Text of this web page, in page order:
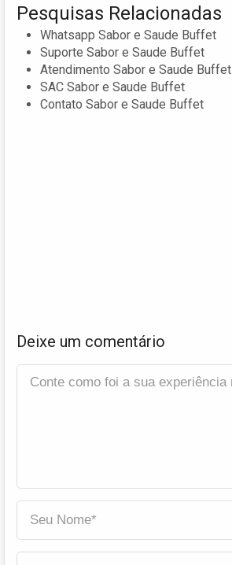
Pesquisas Relacionadas
Whatsapp Sabor e Saude Buffet
Suporte Sabor e Saude Buffet
Atendimento Sabor e Saude Buffet
SAC Sabor e Saude Buffet
Contato Sabor e Saude Buffet
Deixe um comentário